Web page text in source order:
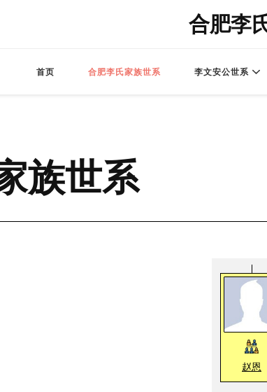
合肥李
首页 合肥李氏家族世系 李文安公世系
族世系
赵恩